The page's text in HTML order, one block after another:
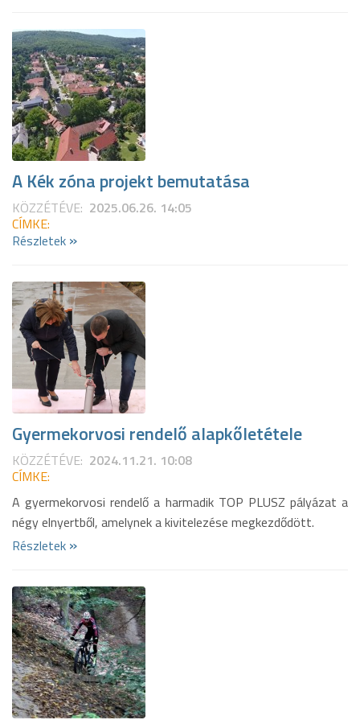
A Kék zóna projekt bemutatása
KÖZZÉTÉVE: 2025.06.26. 14:05
CÍMKE:
Részletek »
Gyermekorvosi rendelő alapkőletétele
KÖZZÉTÉVE: 2024.11.21. 10:08
CÍMKE:
A gyermekorvosi rendelő a harmadik TOP PLUSZ pályázat a
négy elnyertből, amelynek a kivitelezése megkezdődött.
Részletek »